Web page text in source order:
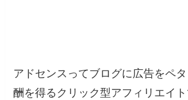
アドセンスってブログに広告をペ
酬を得るクリック型アフィリエイト